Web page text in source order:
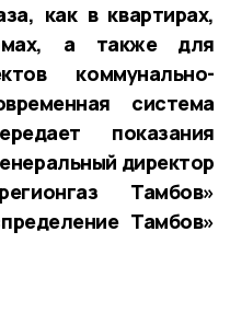
как в квартирах,
а также для
коммунально-
система
показания
директор
Тамбов»
Тамбов»